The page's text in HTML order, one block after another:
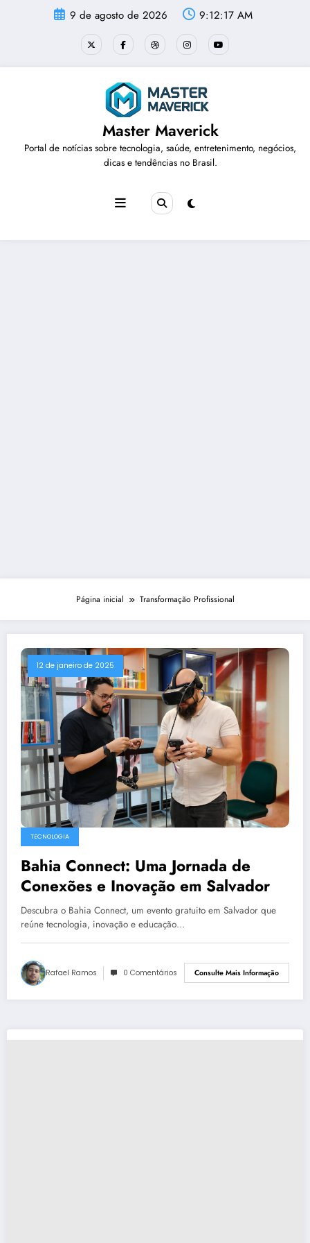
9 de agosto de 2026 9:12:18 AM
Master Maverick
Portal de notícias sobre tecnologia, saúde, entretenimento, negócios,
dicas e tendências no Brasil.
Página inicial Transformação Profissional
12 de janeiro de 2025
TECNOLOGIA
Bahia Connect: Uma Jornada de
Conexões e Inovação em Salvador
Descubra o Bahia Connect, um evento gratuito em Salvador que
reúne tecnologia, inovação e educação…
Rafael Ramos 0 Comentários Consulte Mais Informação